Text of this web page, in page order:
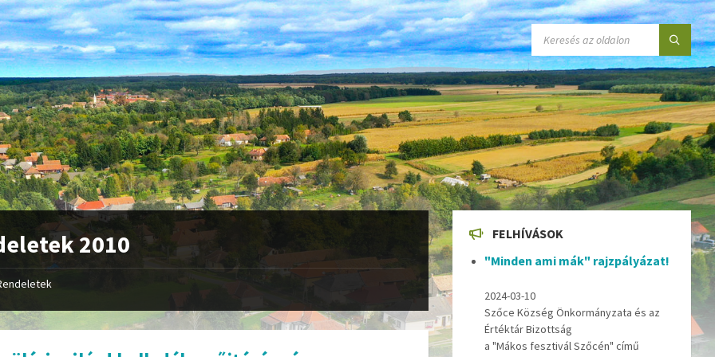
SEARCH:
2010 FELHÍVÁSOK
"Minden ami mák" rajzpályázat!
2024-03-10
Szőce Község Önkormányzata és az
Értéktár Bizottság
a "Mákos fesztivál Szőcén" című